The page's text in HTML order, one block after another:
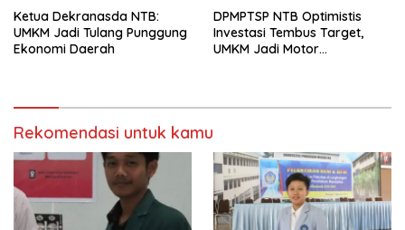
Ketua Dekranasda NTB:
UMKM Jadi Tulang Punggung
Ekonomi Daerah
DPMPTSP NTB Optimistis
Investasi Tembus Target,
UMKM Jadi Motor
Rekomendasi untuk kamu